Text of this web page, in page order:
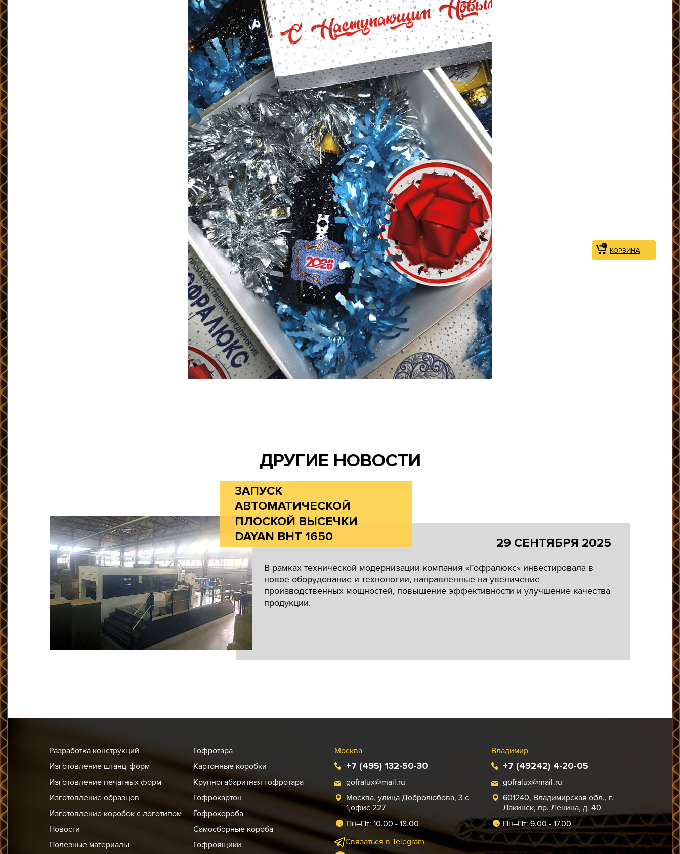
ДРУГИЕ НОВОСТИ
ЗАПУСК
АВТОМАТИЧЕСКОЙ
ПЛОСКОЙ ВЫСЕЧКИ
DAYAN BHT 1650
29 СЕНТЯБРЯ 2025
В рамках технической модернизации компания «Гофралюкс» инвестировала в
новое оборудование и технологии, направленные на увеличение
производственных мощностей, повышение эффективности и улучшение качества
продукции.
Разработка конструкций
Изготовление штанц-форм
Изготовление печатных форм
Изготовление образцов
Изготовление коробок с логотипом
Новости
Полезные материалы
Гофротара
Картонные коробки
Крупногабаритная гофротара
Гофрокартон
Гофрокороба
Самосборные короба
Гофроящики
Москва
+7 (495) 132-50-30
gofralux@mail.ru
Москва, улица Добролюбова, 3 с
1,офис 227
Пн–Пт: 10.00 - 18.00
Связаться в Telegram
Владимир
+7 (49242) 4-20-05
gofralux@mail.ru
601240, Владимирская обл., г.
Лакинск, пр. Ленина, д. 40
Пн–Пт: 9.00 - 17.00